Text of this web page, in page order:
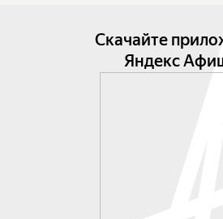
Скачайте
Яндекс